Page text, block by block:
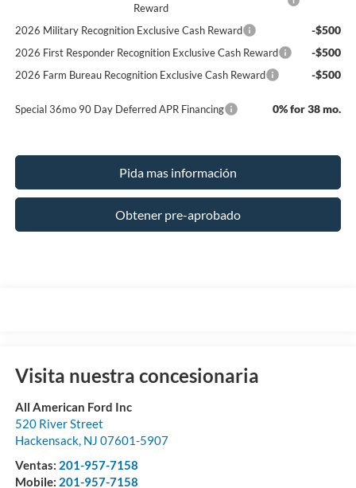
Reward
2026 Military Recognition Exclusive Cash Reward -$500
2026 First Responder Recognition Exclusive Cash Reward -$500
2026 Farm Bureau Recognition Exclusive Cash Reward -$500
Special 36mo 90 Day Deferred APR Financing 0% for 38 mo.
Pida mas información
Obtener pre-aprobado
Visita nuestra concesionaria
All American Ford Inc
520 River Street
Hackensack, NJ 07601-5907
Ventas: 201-957-7158
Mobile: 201-957-7158